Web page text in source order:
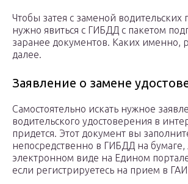
Чтобы затея с заменой водительских
нужно явиться с ГИБДД с пакетом
заранее документов. Каких именно,
далее.
Заявление о замене
Самостоятельно искать нужное
водительского удостоверения в
придется. Этот документ вы
непосредственно в ГИБДД на бумаге,
электронном виде на Едином портале
если регистрируетесь на прием в